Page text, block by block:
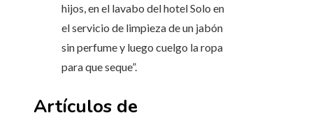
hijos, en el lavabo del hotel Solo en
el servicio de limpieza de un jabón
sin perfume y luego cuelgo la ropa
para que seque”.
Artículos de